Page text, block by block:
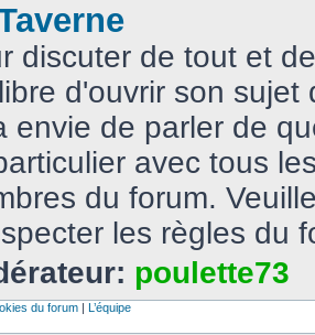
discuter de tout et
d'ouvrir son sujet
envie de parler de
avec tous
du forum.
les règles du
poulette73
du forum | L’équipe